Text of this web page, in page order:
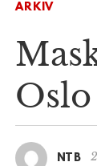
ARKIV
Oslo
NTB